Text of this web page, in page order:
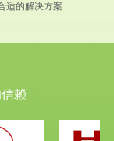
适的解决方案
赖